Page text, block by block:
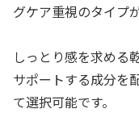
グケア重視のタイプ
しっとり感を求める
サポートする成分を
て選択可能です。